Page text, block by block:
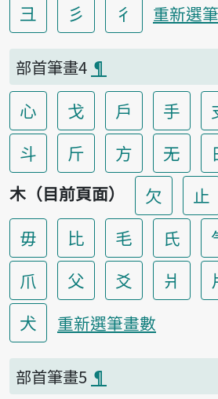
彐
彡 彳 重新選
部首筆畫4 ¶
心 戈 戶 手
斗
斤 方 无
木（目前頁面） 欠 止
毋
比 毛 氏
爪
父 爻 爿
犬
重新選筆畫數
部首筆畫5 ¶